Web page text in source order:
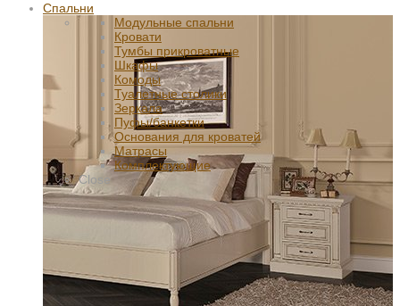
Спальни
Модульные спальни
Кровати
Тумбы прикроватные
Шкафы
Комоды
Туалетные столики
Зеркала
Пуфы/банкетки
Основания для кроватей
Матрасы
Комплектующие
Close